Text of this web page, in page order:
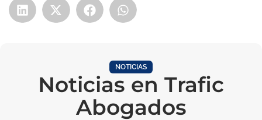
NOTICIAS
Noticias en Trafic
Abogados